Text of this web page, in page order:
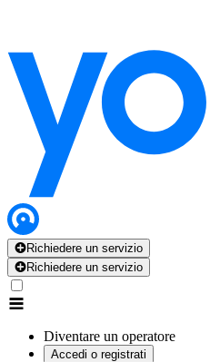
Richiedere un servizio
Richiedere un servizio
Diventare un operatore
Accedi o registrati